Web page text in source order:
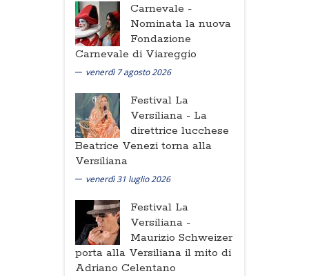
Carnevale -
Nominata la nuova
Fondazione
Carnevale di Viareggio
venerdì 7 agosto 2026
Festival La
Versiliana - La
direttrice lucchese
Beatrice Venezi torna alla
Versiliana
venerdì 31 luglio 2026
Festival La
Versiliana -
Maurizio Schweizer
porta alla Versiliana il mito di
Adriano Celentano